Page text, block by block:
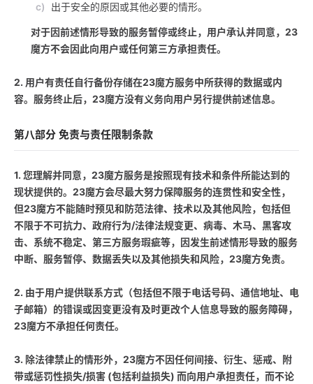
c) 出于安全的原因或其他必要的情形。
对于因前述情形导致的服务暂停或终止，用户承认并同意，23
魔方不会因此向用户或任何第三方承担责任。
2. 用户有责任自行备份存储在23魔方服务中所获得的数据或内
容。服务终止后，23魔方没有义务向用户另行提供前述信息。
第八部分 免责与责任限制条款
1. 您理解并同意，23魔方服务是按照现有技术和条件所能达到的
现状提供的。23魔方会尽最大努力保障服务的连贯性和安全性，
但23魔方不能随时预见和防范法律、技术以及其他风险，包括但
不限于不可抗力、政府行为/法律法规变更、病毒、木马、黑客攻
击、系统不稳定、第三方服务瑕疵等，因发生前述情形导致的服务
中断、服务暂停、数据丢失以及其他损失和风险，23魔方免责。
2. 由于用户提供联系方式（包括但不限于电话号码、通信地址、电
子邮箱）的错误或因变更没有及时更改个人信息导致的服务障碍，
23魔方不承担任何责任。
3. 除法律禁止的情形外，23魔方不因任何间接、衍生、惩戒、附
带或惩罚性损失/损害 (包括利益损失) 而向用户承担责任，而不论